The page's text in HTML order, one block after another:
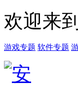
欢迎来
游戏专题 软件专题